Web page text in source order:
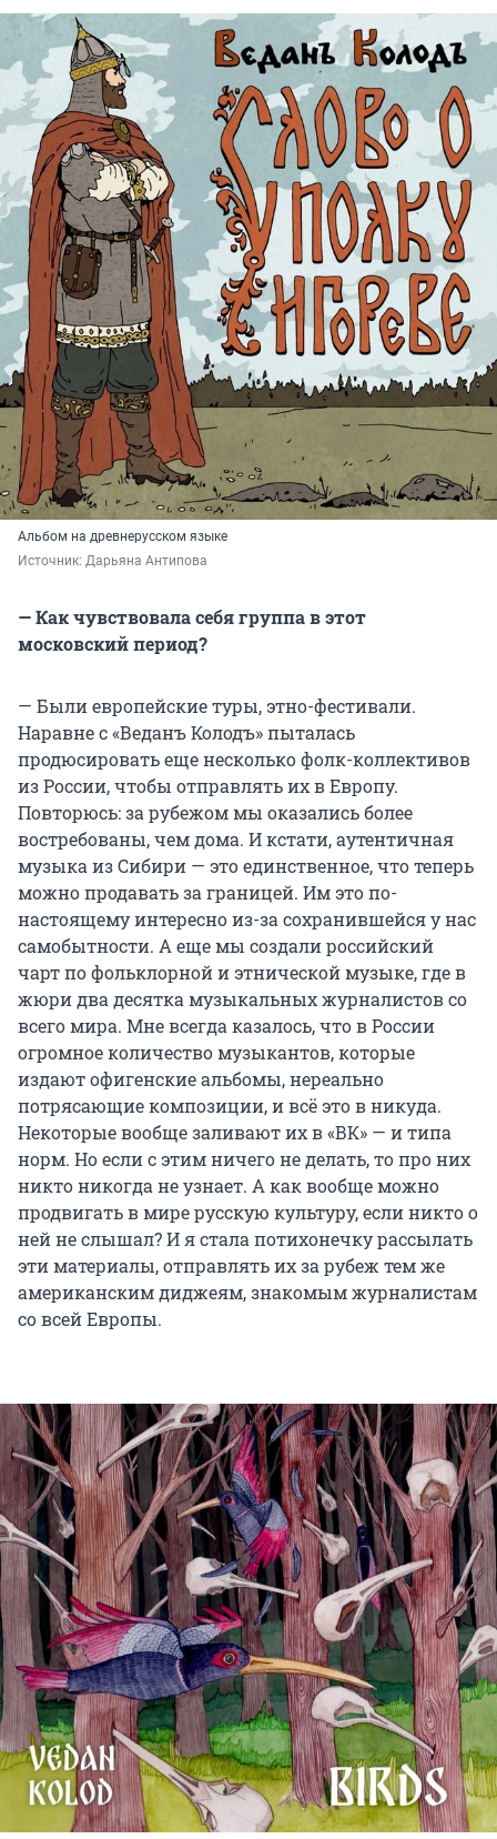
Альбом на древнерусском языке
Источник: Дарьяна Антипова
— Как чувствовала себя группа в этот
московский период?
— Были европейские туры, этно-фестивали.
Наравне с «Веданъ Колодъ» пыталась
продюсировать еще несколько фолк-коллективов
из России, чтобы отправлять их в Европу.
Повторюсь: за рубежом мы оказались более
востребованы, чем дома. И кстати, аутентичная
музыка из Сибири — это единственное, что теперь
можно продавать за границей. Им это по-
настоящему интересно из-за сохранившейся у нас
самобытности. А еще мы создали российский
чарт по фольклорной и этнической музыке, где в
жюри два десятка музыкальных журналистов со
всего мира. Мне всегда казалось, что в России
огромное количество музыкантов, которые
издают офигенские альбомы, нереально
потрясающие композиции, и всё это в никуда.
Некоторые вообще заливают их в «ВК» — и типа
норм. Но если с этим ничего не делать, то про них
никто никогда не узнает. А как вообще можно
продвигать в мире русскую культуру, если никто о
ней не слышал? И я стала потихонечку рассылать
эти материалы, отправлять их за рубеж тем же
американским диджеям, знакомым журналистам
со всей Европы.